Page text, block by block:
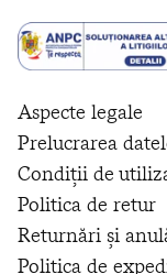
Aspecte legale
Prelucrarea
Condiții de
Politica de retur
Returnări și
Politica de